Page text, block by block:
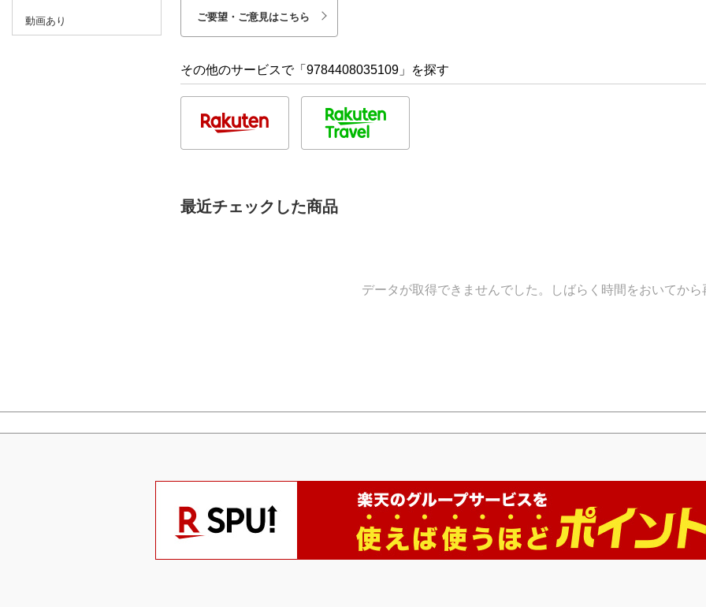
動画あり ご要望・ご意見はこちら
その他のサービスで「9784408035109」を探す
最近チェックした商品
データが取得できませんでした。しばらく時間をおいてから